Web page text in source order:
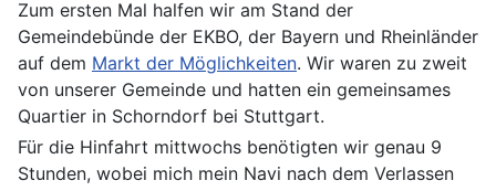
Zum ersten Mal halfen wir am Stand der
Gemeindebünde der EKBO, der Bayern und Rheinländer
auf dem Markt der Möglichkeiten. Wir waren zu zweit
von unserer Gemeinde und hatten ein gemeinsames
Quartier in Schorndorf bei Stuttgart.
Für die Hinfahrt mittwochs benötigten wir genau 9
Stunden, wobei mich mein Navi nach dem Verlassen